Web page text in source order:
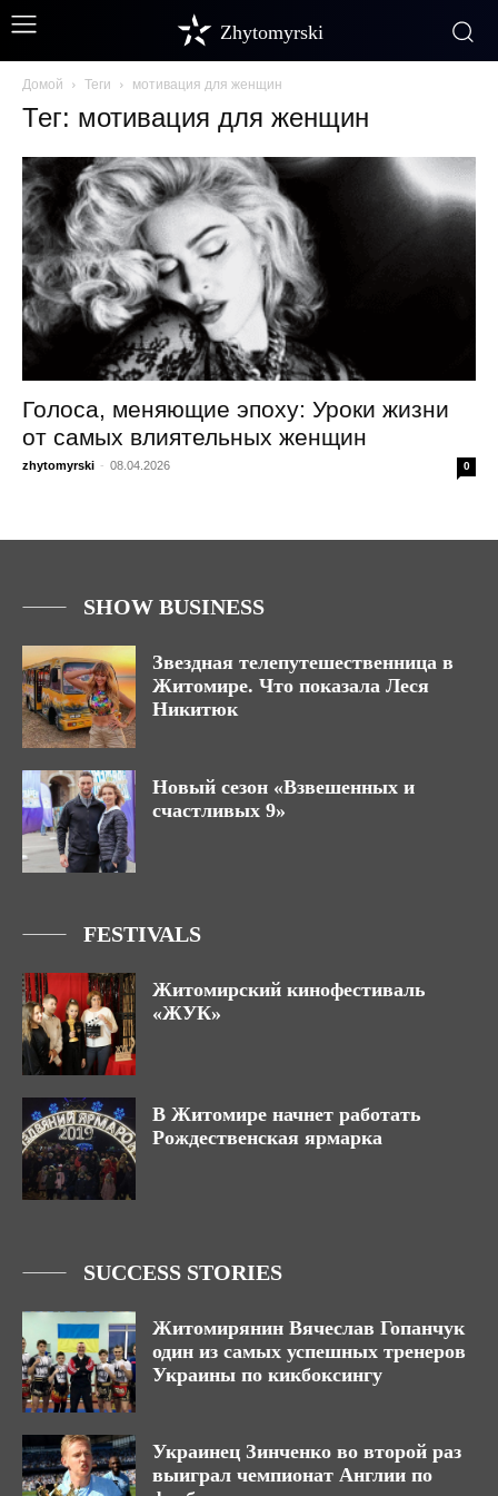
Zhytomyrski
Домой Теги мотивация для женщин
Тег: мотивация для женщин
Голоса, меняющие эпоху: Уроки жизни
от самых влиятельных женщин
zhytomyrski - 08.04.2026 0
SHOW BUSINESS
Звездная телепутешественница в
Житомире. Что показала Леся
Никитюк
Новый сезон «Взвешенных и
счастливых 9»
FESTIVALS
Житомирский кинофестиваль
«ЖУК»
В Житомире начнет работать
Рождественская ярмарка
SUCCESS STORIES
Житомирянин Вячеслав Гопанчук
один из самых успешных тренеров
Украины по кикбоксингу
Украинец Зинченко во второй раз
выиграл чемпионат Англии по